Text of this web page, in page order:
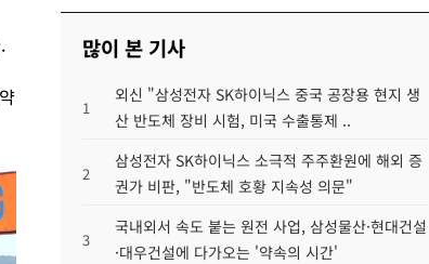
많이 본 기사
1
외신 "삼성전자 SK하이닉스 중국 공장용 현지 생
산 반도체 장비 시험, 미국 수출통제 ..
2
삼성전자 SK하이닉스 소극적 주주환원에 해외 증
권가 비판, "반도체 호황 지속성 의문"
3
국내외서 속도 붙는 원전 사업, 삼성물산·현대건설
·대우건설에 다가오는 '약속의 시간'